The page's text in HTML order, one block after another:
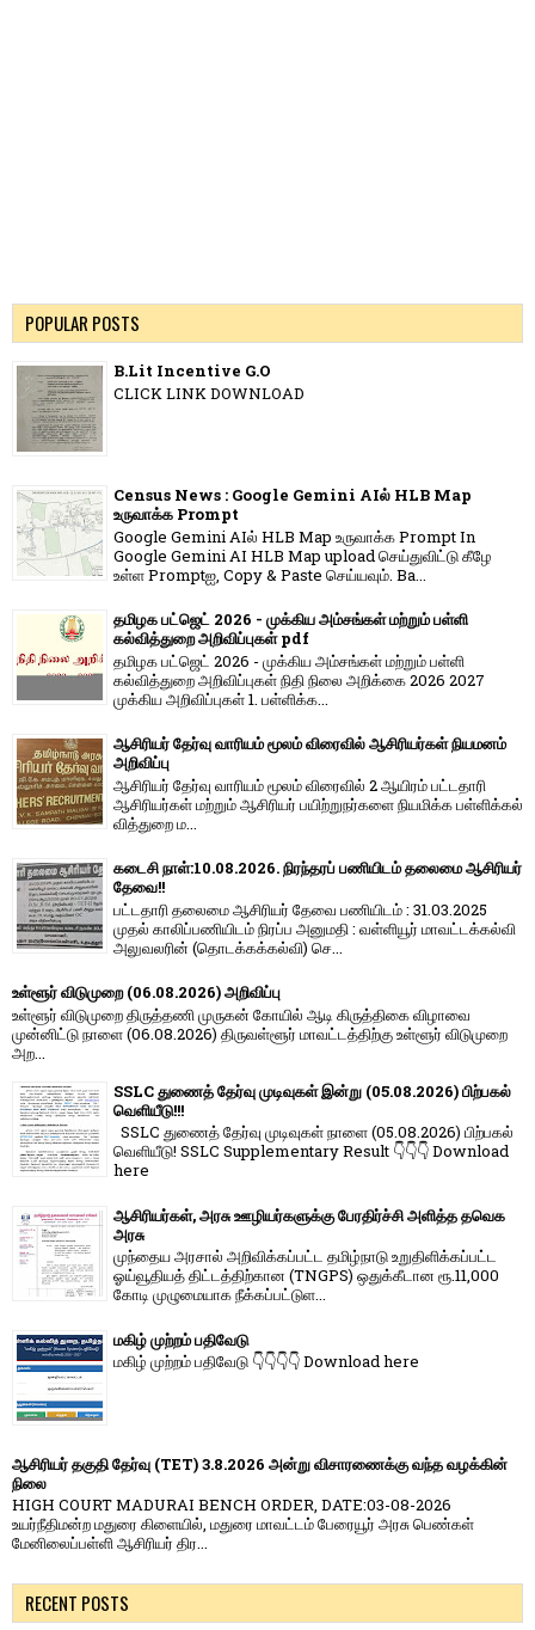
POPULAR POSTS
B.Lit Incentive G.O
CLICK LINK DOWNLOAD
Census News : Google Gemini AIல் HLB Map
உருவாக்க Prompt
Google Gemini AIல் HLB Map உருவாக்க Prompt In
Google Gemini AI HLB Map upload செய்துவிட்டு கீழே
உள்ள Promptஐ, Copy & Paste செய்யவும். Ba...
தமிழக பட்ஜெட் 2026 - முக்கிய அம்சங்கள் மற்றும் பள்ளி
கல்வித்துறை அறிவிப்புகள் pdf
தமிழக பட்ஜெட் 2026 - முக்கிய அம்சங்கள் மற்றும் பள்ளி
கல்வித்துறை அறிவிப்புகள் நிதி நிலை அறிக்கை 2026 2027
முக்கிய அறிவிப்புகள் 1. பள்ளிக்க...
ஆசிரியர் தேர்வு வாரியம் மூலம் விரைவில் ஆசிரியர்கள் நியமனம்
அறிவிப்பு
ஆசிரியர் தேர்வு வாரி​யம் மூலம் விரை​வில் 2 ஆயிரம் பட்​ட​தாரி
ஆசிரியர்​கள் மற்​றும் ஆசிரியர் பயிற்றுநர்​களை நியமிக்க பள்​ளிக்​கல்​
வித்​துறை ம...
கடைசி நாள்:10.08.2026. நிரந்தரப் பணியிடம் தலைமை ஆசிரியர்
தேவை!!
பட்டதாரி தலைமை ஆசிரியர் தேவை பணியிடம் : 31.03.2025
முதல் காலிப்பணியிடம் நிரப்ப அனுமதி : வள்ளியூர் மாவட்டக்கல்வி
அலுவலரின் (தொடக்கக்கல்வி) செ...
உள்ளூர் விடுமுறை (06.08.2026) அறிவிப்பு
உள்ளூர் விடுமுறை திருத்தணி முருகன் கோயில் ஆடி கிருத்திகை விழாவை
முன்னிட்டு நாளை (06.08.2026) திருவள்ளூர் மாவட்டத்திற்கு உள்ளூர் விடுமுறை
அற...
SSLC துணைத் தேர்வு முடிவுகள் இன்று (05.08.2026) பிற்பகல்
வெளியீடு!!!
SSLC துணைத் தேர்வு முடிவுகள் நாளை (05.08.2026) பிற்பகல்
வெளியீடு! SSLC Supplementary Result 👇👇👇 Download
here
ஆசிரியர்கள், அரசு ஊழியர்களுக்கு பேரதிர்ச்சி அளித்த தவெக
அரசு
முந்தைய அரசால் அறிவிக்கப்பட்ட தமிழ்நாடு உறுதிளிக்கப்பட்ட
ஓய்வூதியத் திட்டத்திற்கான (TNGPS) ஒதுக்கீடான ரூ.11,000
கோடி முழுமையாக நீக்கப்பட்டுள...
மகிழ் முற்றம் பதிவேடு
மகிழ் முற்றம் பதிவேடு 👇👇👇👇 Download here
ஆசிரியர் தகுதி தேர்வு (TET) 3.8.2026 அன்று விசாரணைக்கு வந்த வழக்கின்
நிலை
HIGH COURT MADURAI BENCH ORDER, DATE:03-08-2026
உயர்நீதிமன்ற மதுரை கிளையில், மதுரை மாவட்டம் பேரையூர் அரசு பெண்கள்
மேனிலைப்பள்ளி ஆசிரியர் திர...
RECENT POSTS